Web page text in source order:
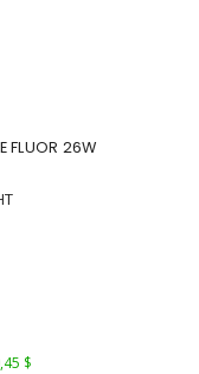
FLUOR 26W
$